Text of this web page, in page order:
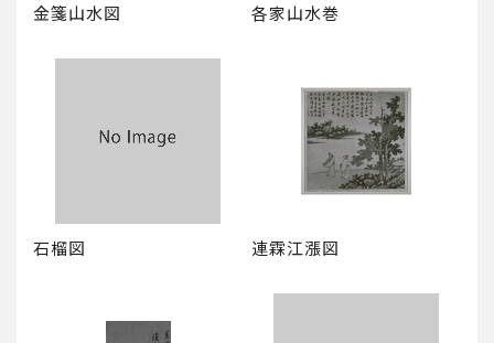
金箋山水図 各家山水巻
石榴図 連霖江漲図